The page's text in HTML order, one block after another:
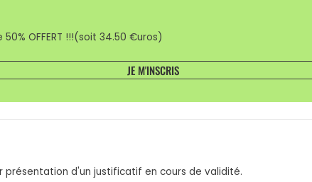
50% OFFERT !!!(soit 34.50 €uros)
JE M'INSCRIS
d'un justificatif en cours de validité.